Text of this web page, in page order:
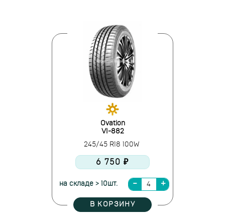
Ovation
VI-882
245/45 R18 100W
6 750 ₽
на складе > 10шт.
В КОРЗИНУ